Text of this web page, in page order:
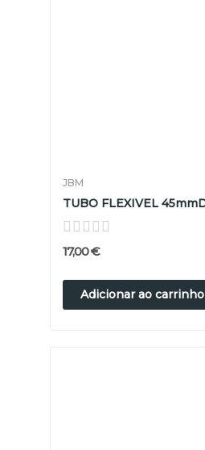
JBM
17,00 €
Adicionar ao carrinho